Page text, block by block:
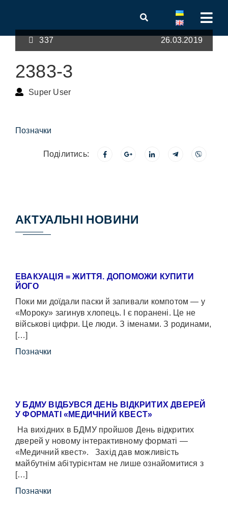
337 26.03.2019
2383-3
Super User
Позначки
Поділитись:
АКТУАЛЬНІ НОВИНИ
ЕВАКУАЦІЯ = ЖИТТЯ. ДОПОМОЖИ КУПИТИ
ЙОГО
Поки ми доїдали паски й запивали компотом — у
«Мороку» загинув хлопець. І є поранені. Це не
військові цифри. Це люди. З іменами. З родинами,
[…]
Позначки
У БДМУ ВІДБУВСЯ ДЕНЬ ВІДКРИТИХ ДВЕРЕЙ
У ФОРМАТІ «МЕДИЧНИЙ КВЕСТ»
На вихідних в БДМУ пройшов День відкритих
дверей у новому інтерактивному форматі —
«Медичний квест». Захід дав можливість
майбутнім абітурієнтам не лише ознайомитися з
[…]
Позначки